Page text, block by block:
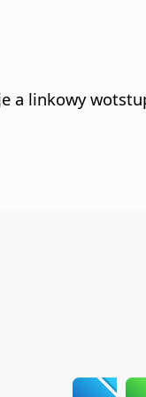
a linkowy